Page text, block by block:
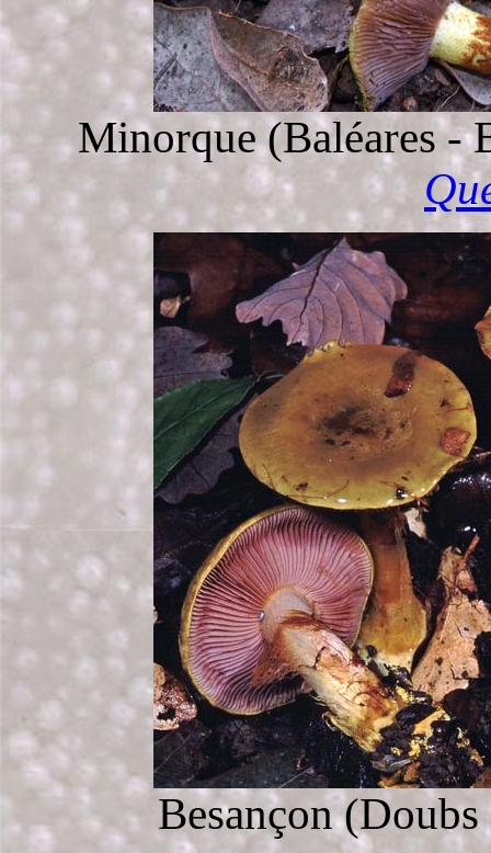
Minorque (Baléares -
Besançon